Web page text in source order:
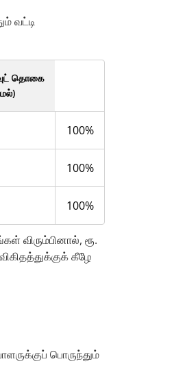
வட்டி
தொகை
100%
100%
100%
விரும்பினால், ரூ.
கீழே
பொருந்தும்